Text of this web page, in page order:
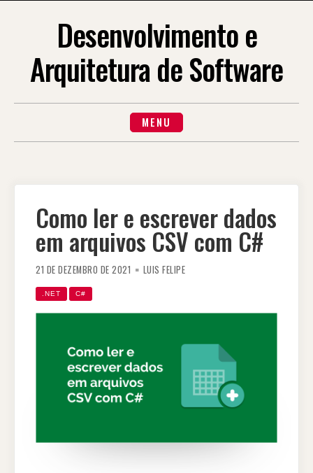
Desenvolvimento e
Arquitetura de Software
MENU
Como ler e escrever dados
em arquivos CSV com C#
21 DE DEZEMBRO DE 2021 LUIS FELIPE
.NET C#